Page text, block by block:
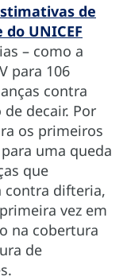
de
UNICEF
– como a
para 106
contra
decair. Por
os primeiros
uma queda
que
contra difteria,
vez em
na cobertura
de